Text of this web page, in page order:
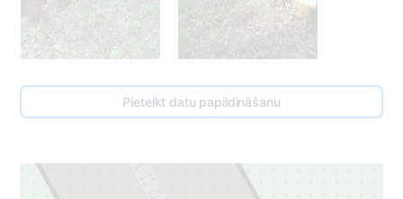
Pieteikt datu papildināšanu
13